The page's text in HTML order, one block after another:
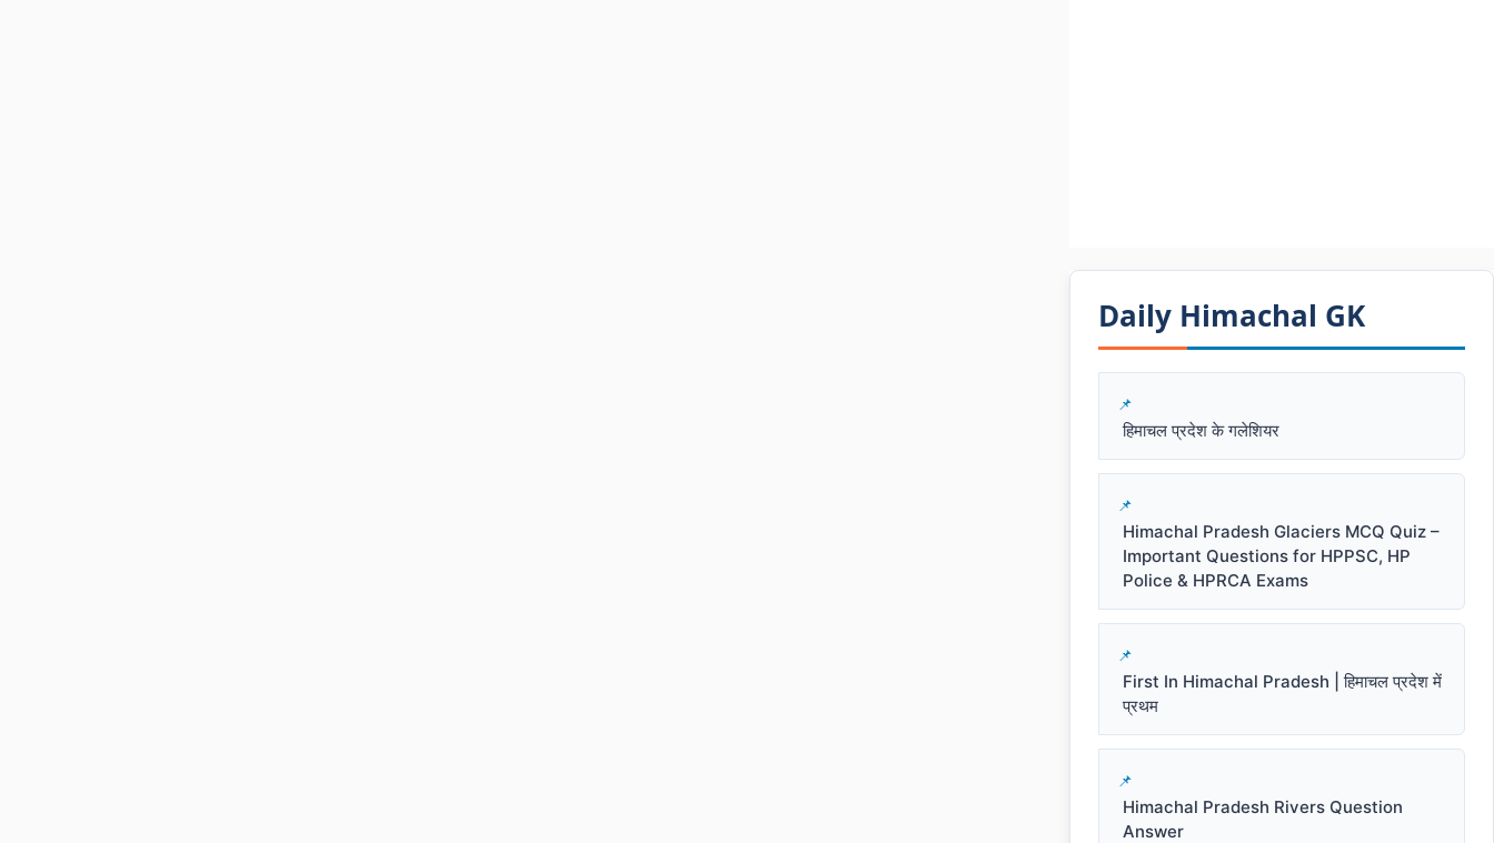
Daily Himachal GK​​
हिमाचल प्रदेश के गलेशियर
Himachal Pradesh Glaciers MCQ Quiz –
Important Questions for HPPSC, HP
Police & HPRCA Exams
First In Himachal Pradesh | हिमाचल प्रदेश में
प्रथम
Himachal Pradesh Rivers Question
Answer